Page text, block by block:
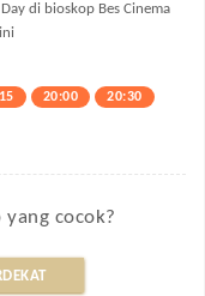
di bioskop Bes Cinema
20:00 20:30
cocok?